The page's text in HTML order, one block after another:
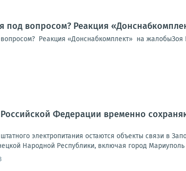
под вопросом? Реакция
Реакция «Донснабкомплект» на
Федерации временно
электропитания остаются объекты связи в
Народной Республики, включая город